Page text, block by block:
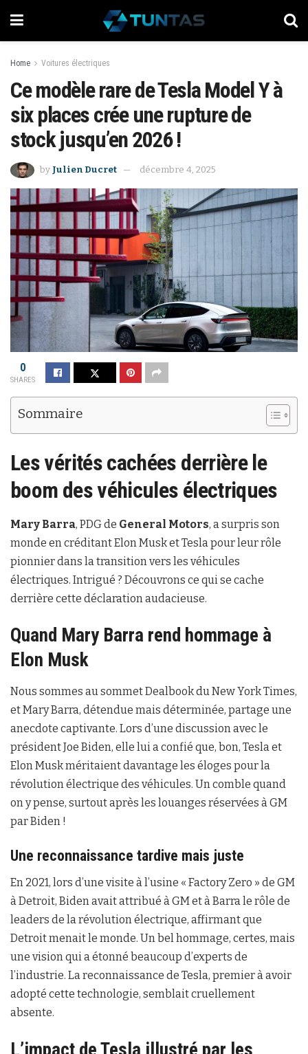
Home Voitures électriques
Ce modèle rare de Tesla Model Y à
six places crée une rupture de
stock jusqu’en 2026 !
by Julien Ducret décembre 4, 2025
0
SHARES
Sommaire
Les vérités cachées derrière le
boom des véhicules électriques
Mary Barra, PDG de General Motors, a surpris son
monde en créditant Elon Musk et Tesla pour leur rôle
pionnier dans la transition vers les véhicules
électriques. Intrigué ? Découvrons ce qui se cache
derrière cette déclaration audacieuse.
Quand Mary Barra rend hommage à
Elon Musk
Nous sommes au sommet Dealbook du New York Times,
et Mary Barra, détendue mais déterminée, partage une
anecdote captivante. Lors d’une discussion avec le
président Joe Biden, elle lui a confié que, bon, Tesla et
Elon Musk méritaient davantage les éloges pour la
révolution électrique des véhicules. Un comble quand
on y pense, surtout après les louanges réservées à GM
par Biden !
Une reconnaissance tardive mais juste
En 2021, lors d’une visite à l’usine « Factory Zero » de GM
à Detroit, Biden avait attribué à GM et à Barra le rôle de
leaders de la révolution électrique, affirmant que
Detroit menait le monde. Un bel hommage, certes, mais
une vision qui a étonné beaucoup d’experts de
l’industrie. La reconnaissance de Tesla, premier à avoir
adopté cette technologie, semblait cruellement
absente.